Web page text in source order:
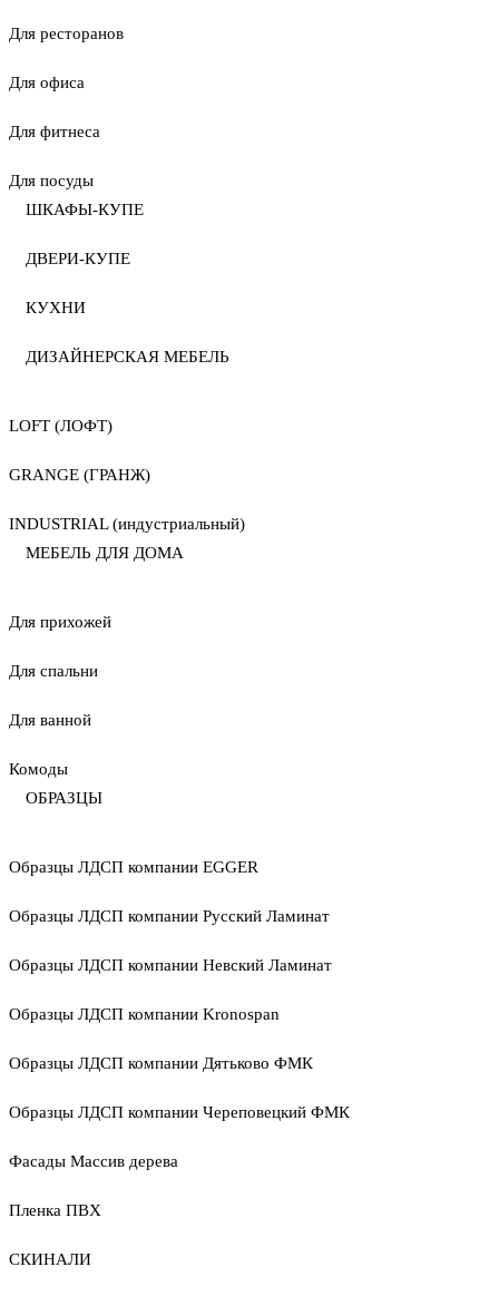
Для ресторанов
Для офиса
Для фитнеса
Для посуды
ШКАФЫ-КУПЕ
ДВЕРИ-КУПЕ
КУХНИ
ДИЗАЙНЕРСКАЯ МЕБЕЛЬ
LOFT (ЛОФТ)
GRANGE (ГРАНЖ)
INDUSTRIAL (индустриальный)
МЕБЕЛЬ ДЛЯ ДОМА
Для прихожей
Для спальни
Для ванной
Комоды
ОБРАЗЦЫ
Образцы ЛДСП компании EGGER
Образцы ЛДСП компании Русский Ламинат
Образцы ЛДСП компании Невский Ламинат
Образцы ЛДСП компании Kronospan
Образцы ЛДСП компании Дятьково ФМК
Образцы ЛДСП компании Череповецкий ФМК
Фасады Массив дерева
Пленка ПВХ
СКИНАЛИ